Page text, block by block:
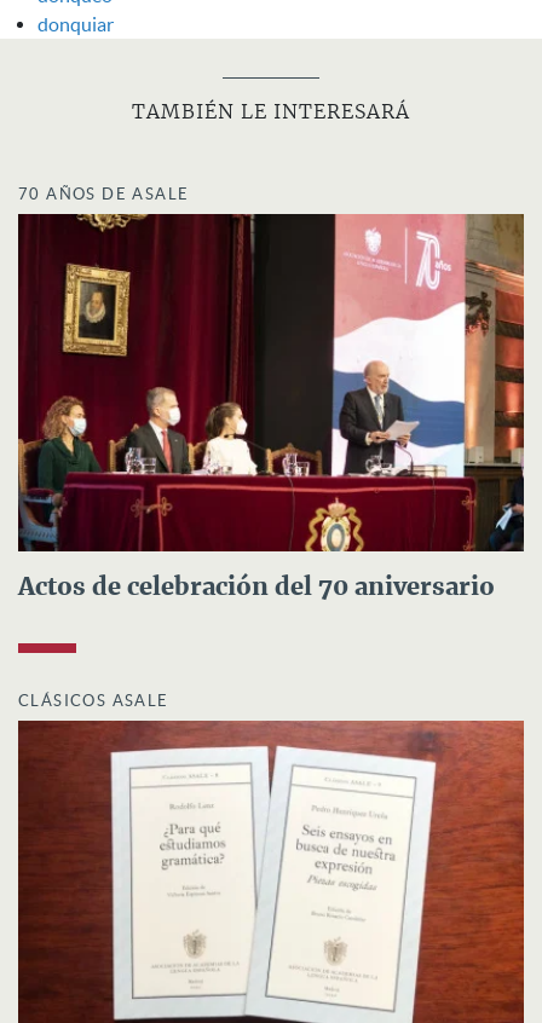
donquiar
TAMBIÉN LE INTERESARÁ
70 AÑOS DE ASALE
Actos de celebración del 70 aniversario
CLÁSICOS ASALE